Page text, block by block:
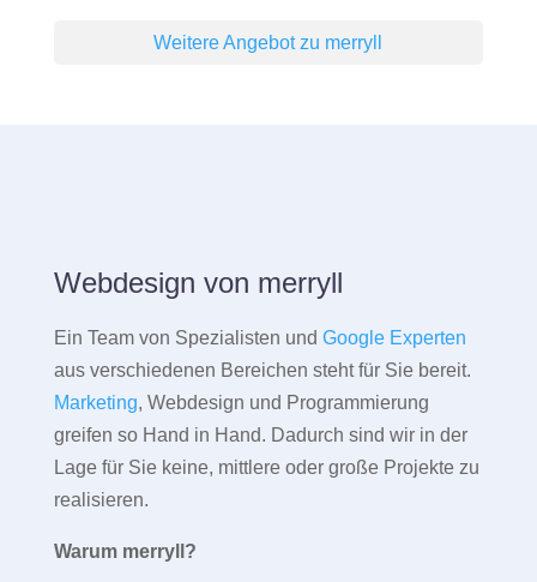
Weitere Angebot zu merryll
Webdesign von merryll
Ein Team von Spezialisten und Google Experten
aus verschiedenen Bereichen steht für Sie bereit.
Marketing, Webdesign und Programmierung
greifen so Hand in Hand. Dadurch sind wir in der
Lage für Sie keine, mittlere oder große Projekte zu
realisieren.
Warum merryll?